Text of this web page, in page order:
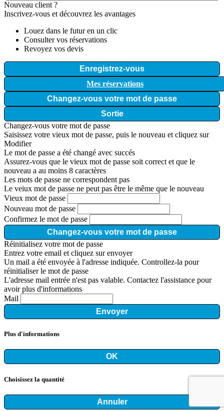
Nouveau client ?
Inscrivez-vous et découvrez les avantages
Louez dans le futur en un clic
Consulter vos réservations
Revoyez vos devis
Enregistrez-vous
Mes réservations
Changez-vous votre mot de passe
Sortie
Changez-vous votre mot de passe
Saisissez votre vieux mot de passe, puis le nouveau et cliquez sur
Modifier
Le mot de passe a été changé avec succés
Assurez-vous que le vieux mot de passe soit correct et que le
nouveau a au moins 8 caractères
Les mots de passe ne correspondent pas
Le veiux mot de passe ne peut pas être le même que le nouveau
Vieux mot de passe
Nouveau mot de passe
Confirmez le mot de passe
Changez-vous votre mot de passe
Réinitialisez votre mot de passe
Entrez votre email et cliquez sur envoyer
Un mail a été envoyée à l'adresse indiquée. Controllez-la pour
réinitialiser le mot de passe
L'adresse mail entrée n'est pas valable. Contactez l'assistance pour
avoir plus d'informations
Mail
Envoyer
Plus d'informations
OK
Choisissez la quantité
Annuler